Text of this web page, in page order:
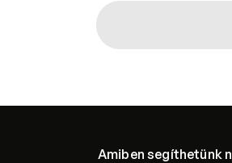
Amiben segíthetünk